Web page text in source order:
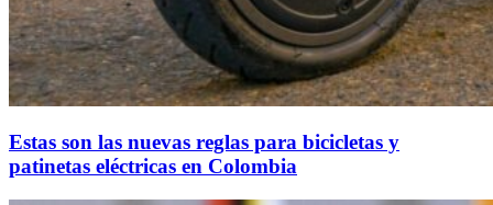
Estas son las nuevas reglas para bicicletas y
patinetas eléctricas en Colombia